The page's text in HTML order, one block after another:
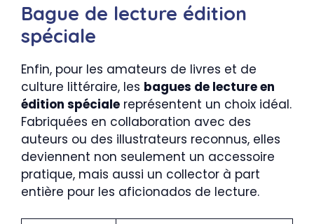
Bague de lecture édition
spéciale
Enfin, pour les amateurs de livres et de
culture littéraire, les bagues de lecture en
édition spéciale représentent un choix idéal.
Fabriquées en collaboration avec des
auteurs ou des illustrateurs reconnus, elles
deviennent non seulement un accessoire
pratique, mais aussi un collector à part
entière pour les aficionados de lecture.